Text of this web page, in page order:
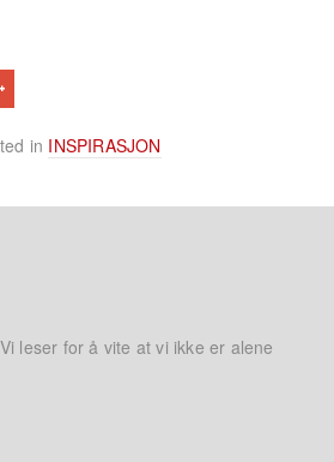
in INSPIRASJON
Vi leser for å vite at vi ikke er alene